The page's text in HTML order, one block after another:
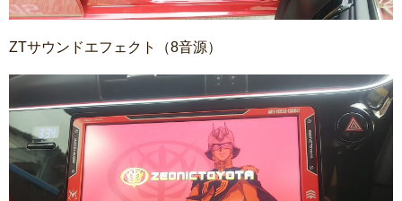
ZTサウンドエフェクト（8音源）